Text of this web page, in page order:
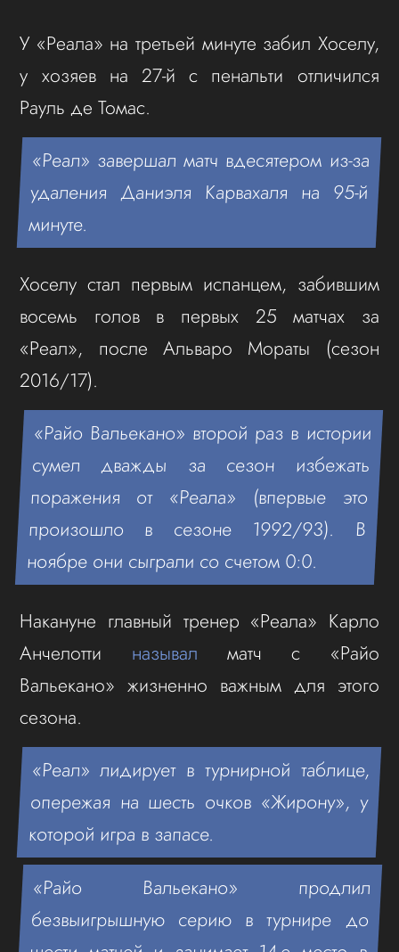
У «Реала» на третьей минуте забил Хоселу,
у хозяев на 27-й с пенальти отличился
Рауль де Томас.
«Реал» завершал матч вдесятером из-за
удаления Даниэля Карвахаля на 95-й
минуте.
Хоселу стал первым испанцем, забившим
восемь голов в первых 25 матчах за
«Реал», после Альваро Мораты (сезон
2016/17).
«Райо Вальекано» второй раз в истории
сумел дважды за сезон избежать
поражения от «Реала» (впервые это
произошло в сезоне 1992/93). В
ноябре они сыграли со счетом 0:0.
Накануне главный тренер «Реала» Карло
Анчелотти называл матч с «Райо
Вальекано» жизненно важным для этого
сезона.
«Реал» лидирует в турнирной таблице,
опережая на шесть очков «Жирону», у
которой игра в запасе.
«Райо Вальекано» продлил
безвыигрышную серию в турнире до